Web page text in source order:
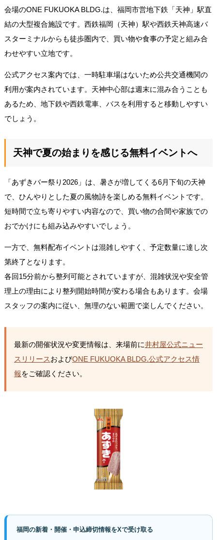
会場のONE FUKUOKA BLDG.は、福岡市営地下鉄「天神」駅直
結の大型複合施設です。西鉄福岡（天神）駅や西鉄天神高速バ
スターミナルからも徒歩圏内で、買い物や食事の予定と組み合
わせやすい立地です。
公式アクセス案内では、一時駐車場はないため公共交通機関の
利用が案内されています。天神中心部は週末に混み合うことも
あるため、地下鉄や西鉄電車、バスを利用すると移動しやすい
でしょう。
天神で夏の始まりを感じる無料イベントへ
「あずきバー祭り2026」は、暑さが増してくる6月下旬の天神
で、ひんやりとした夏の風物詩を楽しめる無料イベントです。
短時間で立ち寄りやすい内容なので、買い物の合間や家族での
おでかけにも組み込みやすいでしょう。
一方で、無料配布イベントは混雑しやすく、予定数量に達し次
第終了となります。
各回15分前から整列可能とされていますが、混雑状況や安全管
理上の理由により整列開始時間が変わる場合もあります。会場
スタッフの案内に従い、無理のない範囲で楽しんでください。
最新の開催状況や変更情報は、来場前に井村屋公式ニュー
スリリースおよびONE FUKUOKA BLDG.公式アクセス情
報をご確認ください。
福岡の新着・開催・申込締切情報をXで受け取る